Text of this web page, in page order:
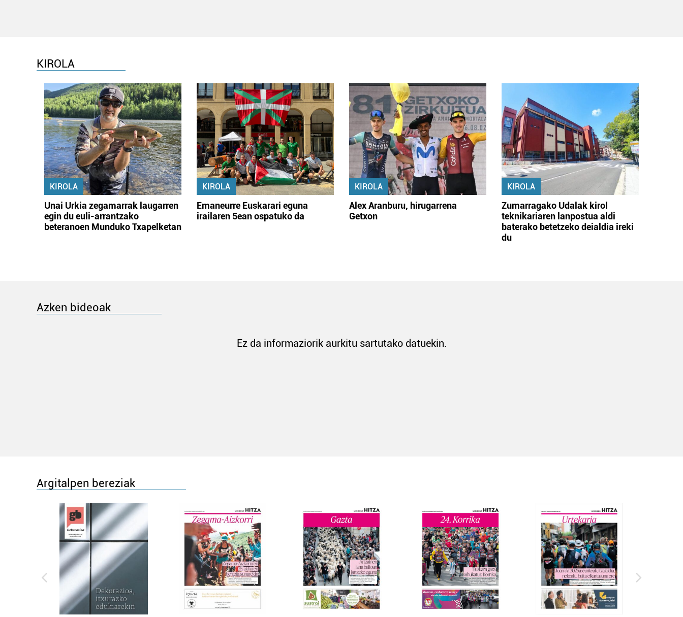
KIROLA
KIROLA
Unai Urkia zegamarrak laugarren
egin du euli-arrantzako
beteranoen Munduko Txapelketan
KIROLA
Emaneurre Euskarari eguna
irailaren 5ean ospatuko da
KIROLA
Alex Aranburu, hirugarrena
Getxon
KIROLA
Zumarragako Udalak kirol
teknikariaren lanpostua aldi
baterako betetzeko deialdia ireki
du
Azken bideoak
Ez da informaziorik aurkitu sartutako datuekin.
Argitalpen bereziak